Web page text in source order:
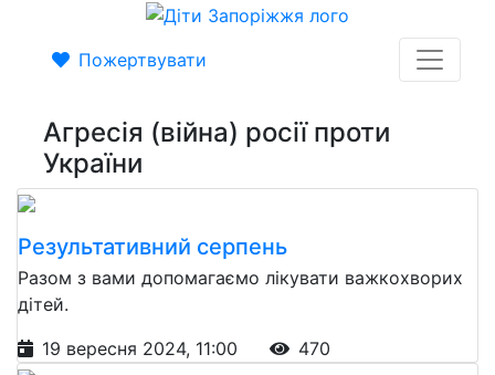
Пожертвувати
Агресія (війна) росії проти
України
Результативний серпень
Разом з вами допомагаємо лікувати важкохворих
дітей.
19 вересня 2024, 11:00
470